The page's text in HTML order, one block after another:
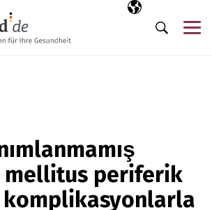
Seçili dil
TR
Arama
mellitus periferik